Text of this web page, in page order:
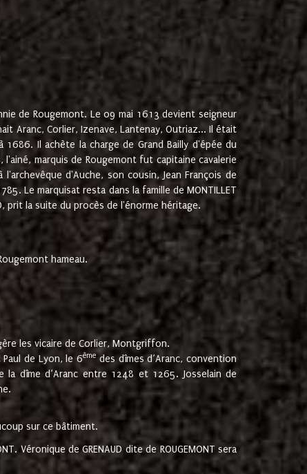
de Rougemont. Le 09 mai 1613 devient seigneur
Aranc, Corlier, Izenave, Lantenay, Outriaz... Il était
Il achète la charge de Grand Bailly d'épée du
l'ainé, marquis de Rougemont fut capitaine cavalerie
d'Auche, son cousin, Jean François de
Le marquisat resta dans la famille de MONTILLET
prit la suite du procès de l'énorme héritage.
hameau.
les vicaire de Corlier, Montgriffon.
Paul de Lyon, le 6ème des dîmes d’Aranc, convention
dîme d’Aranc entre 1248 et 1265. Josselain de
sur ce bâtiment.
Véronique de GRENAUD dite de ROUGEMONT sera